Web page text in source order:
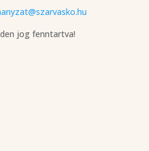
jog fenntartva!